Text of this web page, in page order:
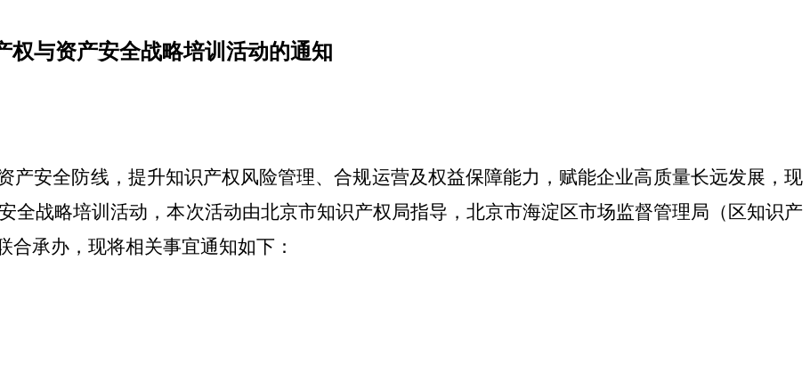
权与资产安全战略培训活动的通知
产安全防线，提升知识产权风险管理、合规运营及权益保障能力，赋能企业高质量长远发展，现
全战略培训活动，本次活动由北京市知识产权局指导，北京市海淀区市场监督管理局（区知识产
承办，现将相关事宜通知如下：